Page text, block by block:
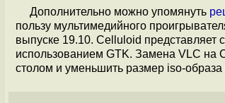
Дополнительно можно упомянуть
пользу мультимедийного
выпуске 19.10. Celluloid представляет
использованием GTK. Замена VLC на
столом и уменьшить размер iso-